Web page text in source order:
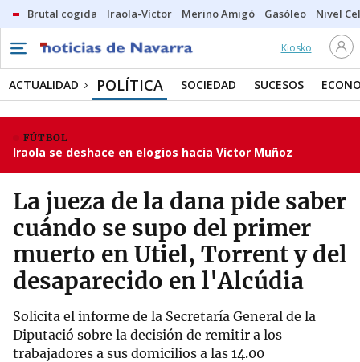
Brutal cogida Iraola-Víctor Merino Amigó Gasóleo Nivel
Kiosko
ACTUALIDAD POLÍTICA SOCIEDAD SUCESOS
FÚTBOL
Iraola se deshace en elogios hacia Víctor Muñoz
La jueza de la dana pide saber
cuándo se supo del primer
muerto en Utiel, Torrent y del
desaparecido en l'Alcúdia
Solicita el informe de la Secretaría General de la
Diputació sobre la decisión de remitir a los
trabajadores a sus domicilios a las 14.00